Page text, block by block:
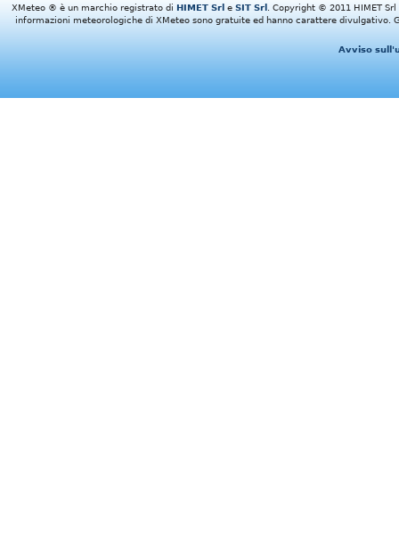
XMeteo ® è un marchio registrato di HIMET Srl e SIT Srl
. Copyright © 2011 HIMET
informazioni meteorologiche di XMeteo sono gratuite ed hanno carattere divulgativo.
Avviso